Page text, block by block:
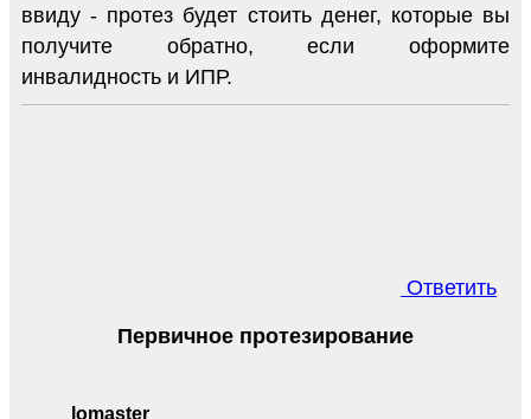
ввиду - протез будет стоить денег, которые вы
получите обратно, если оформите
инвалидность и ИПР.
Ответить
lomaster
Первичное протезирование